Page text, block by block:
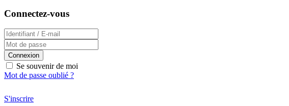
Connectez-vous
Connexion
Se souvenir de moi
Mot de passe oublié ?
S'inscrire